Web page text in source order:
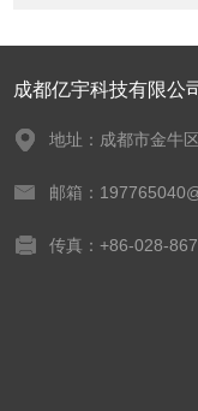
成都亿宇科技有限公
地址：成都市金牛
邮箱：
传真：+86-028-